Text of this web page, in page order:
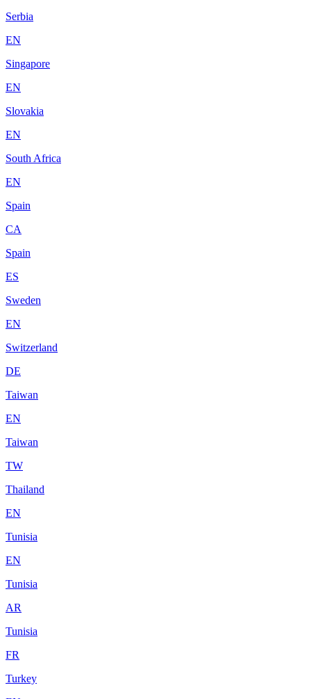
Serbia
EN
Singapore
EN
Slovakia
EN
South Africa
EN
Spain
CA
Spain
ES
Sweden
EN
Switzerland
DE
Taiwan
EN
Taiwan
TW
Thailand
EN
Tunisia
EN
Tunisia
AR
Tunisia
FR
Turkey